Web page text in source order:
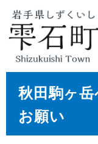
秋田駒ヶ
お願い